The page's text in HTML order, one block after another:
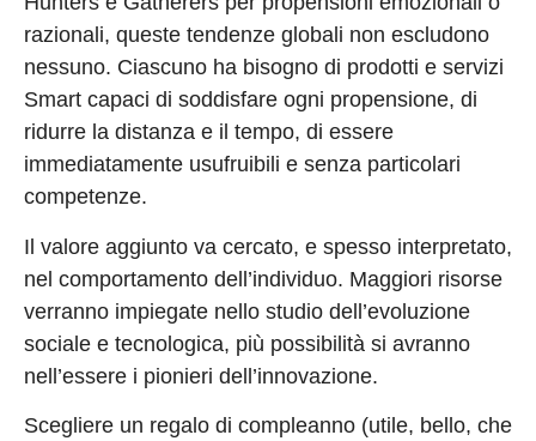
razionali, queste tendenze globali non escludono
nessuno. Ciascuno ha bisogno di prodotti e servizi
Smart capaci di soddisfare ogni propensione, di
ridurre la distanza e il tempo, di essere
immediatamente usufruibili e senza particolari
competenze.
Il valore aggiunto va cercato, e spesso interpretato,
nel comportamento dell’individuo. Maggiori risorse
verranno impiegate nello studio dell’evoluzione
sociale e tecnologica, più possibilità si avranno
nell’essere i pionieri dell’innovazione.
Scegliere un regalo di compleanno (utile, bello, che